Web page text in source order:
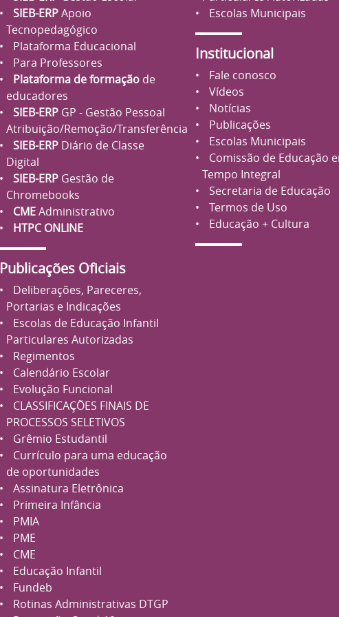
SIEB-ERPApoio
Tecnopedagógico
Plataforma Educacional
Para Professores
Plataforma de formação de
educadores
SIEB-ERP GP - Gestão Pessoal
Atribuição/Remoção/Transferência
SIEB-ERP Diário de Classe
Digital
SIEB-ERP Gestão de
Chromebooks
CMEAdministrativo
HTPC ONLINE
Publicações Oficiais
Deliberações, Pareceres,
Portarias e Indicações
Escolas de Educação Infantil
Particulares Autorizadas
Regimentos
Calendário Escolar
Evolução Funcional
CLASSIFICAÇÕES FINAIS DE
PROCESSOS SELETIVOS
Grêmio Estudantil
Currículo para uma educação
de oportunidades
Assinatura Eletrônica
Primeira Infância
PMIA
PME
CME
Educação Infantil
Fundeb
Rotinas Administrativas DTGP
Escolas Municipais
Institucional
Fale conosco
Vídeos
Notícias
Publicações
Escolas Municipais
Comissão de Educação
Tempo Integral
Secretaria de Educação
Termos de Uso
Educação + Cultura